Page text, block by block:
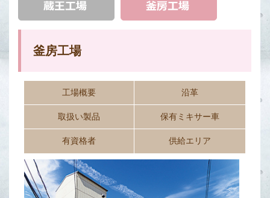
釜房工場
工場概要 沿革
取扱い製品 保有ミキサー車
有資格者 供給エリア